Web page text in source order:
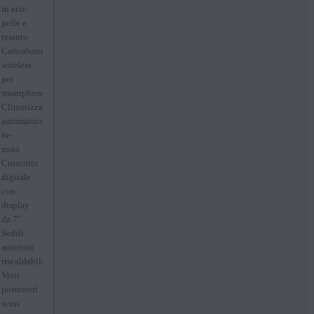
in eco-
pelle e
tessuto
Caricabatterie
wireless
per
smartphone
Climatizzatore
automatico
bi-
zona
Cruscotto
digitale
con
display
da 7"
Sedili
anteriori
riscaldabili
Vetri
posteriori
scuri